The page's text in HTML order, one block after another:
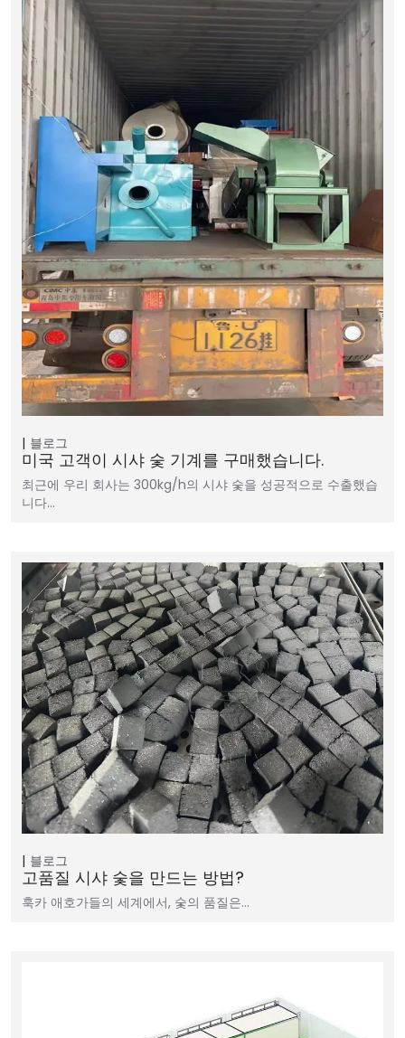
블로그
미국 고객이 시샤 숯 기계를 구매했습니다.
최근에 우리 회사는 300kg/h의 시샤 숯을 성공적으로 수출했습
니다…
블로그
고품질 시샤 숯을 만드는 방법?
훅카 애호가들의 세계에서, 숯의 품질은…